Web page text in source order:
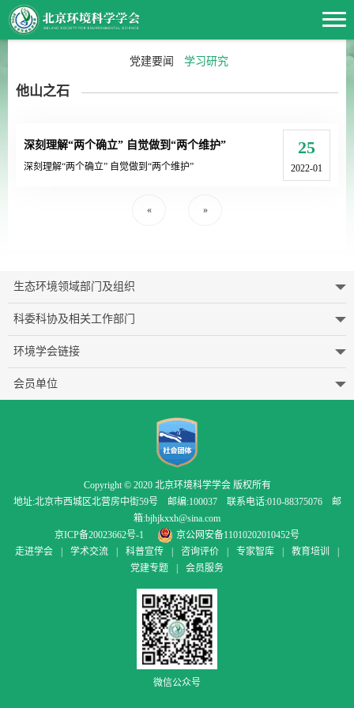
党建要闻 学习研究
他山之石
25
2022-01
深刻理解“两个确立” 自觉做到“两个维护”
深刻理解“两个确立” 自觉做到“两个维护”
« »
生态环境领域部门及组织
科委科协及相关工作部门
环境学会链接
会员单位
Copyright © 2020 北京环境科学学会 版权所有
地址:北京市西城区北营房中街59号 邮编:100037 联系电话:010-88375076 邮
箱:bjhjkxxh@sina.com
京ICP备20023662号-1
京公网安备11010202010452号
走进学会
学术交流 科普宣传 咨询评价 专家智库 教育培训
党建专题
会员服务
微信公众号